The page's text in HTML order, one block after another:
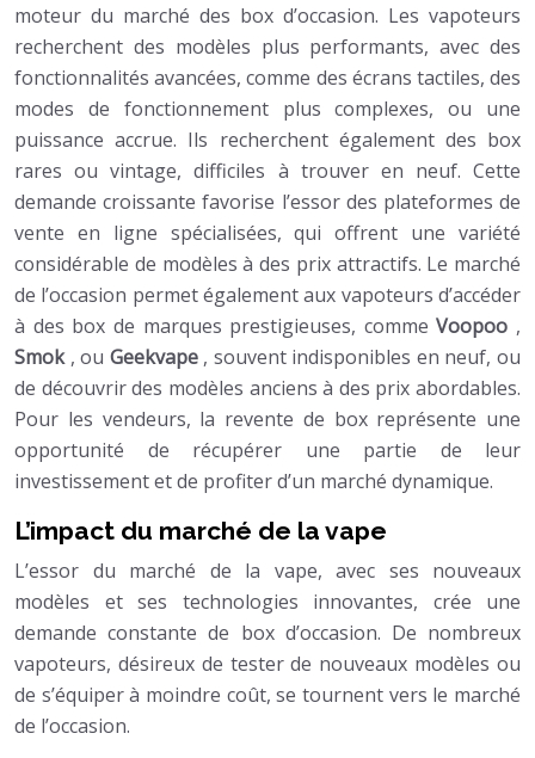
moteur du marché des box d’occasion. Les vapoteurs
recherchent des modèles plus performants, avec des
fonctionnalités avancées, comme des écrans tactiles, des
modes de fonctionnement plus complexes, ou une
puissance accrue. Ils recherchent également des box
rares ou vintage, difficiles à trouver en neuf. Cette
demande croissante favorise l’essor des plateformes de
vente en ligne spécialisées, qui offrent une variété
considérable de modèles à des prix attractifs. Le marché
de l’occasion permet également aux vapoteurs d’accéder
à des box de marques prestigieuses, commeVoopoo ,
Smok , ou Geekvape , souvent indisponibles en neuf, ou
de découvrir des modèles anciens à des prix abordables.
Pour les vendeurs, la revente de box représente une
opportunité de récupérer une partie de leur
investissement et de profiter d’un marché dynamique.
L’impact du marché de la vape
L’essor du marché de la vape, avec ses nouveaux
modèles et ses technologies innovantes, crée une
demande constante de box d’occasion. De nombreux
vapoteurs, désireux de tester de nouveaux modèles ou
de s’équiper à moindre coût, se tournent vers le marché
de l’occasion.